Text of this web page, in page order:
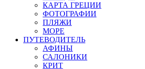
КАРТА ГРЕЦИИ
ФОТОГРАФИИ
ПЛЯЖИ
МОРЕ
ПУТЕВОДИТЕЛЬ
АФИНЫ
САЛОНИКИ
КРИТ